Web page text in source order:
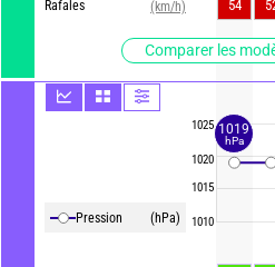
Rafales
(km/h)
Comparer les
Pression (hPa)
1025
1020
1015
1010
54
1019
hPa